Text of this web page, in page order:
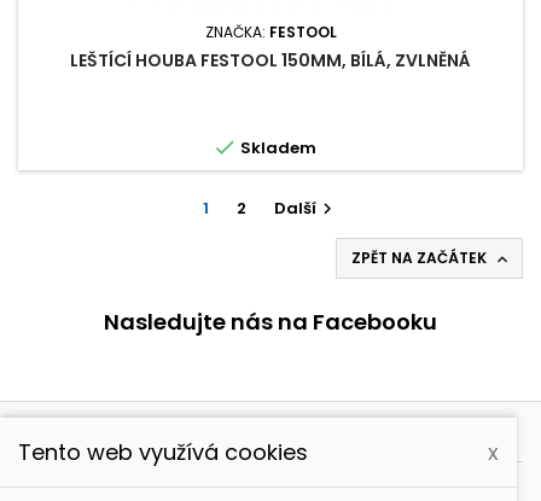
ZNAČKA: FESTOOL
LEŠTÍCÍ HOUBA FESTOOL 150MM, BÍLÁ, ZVLNĚNÁ
 Skladem
1 2 Další 
ZPĚT NA ZAČÁTEK 
Nasledujte nás na Facebooku

Tento web využívá cookies x